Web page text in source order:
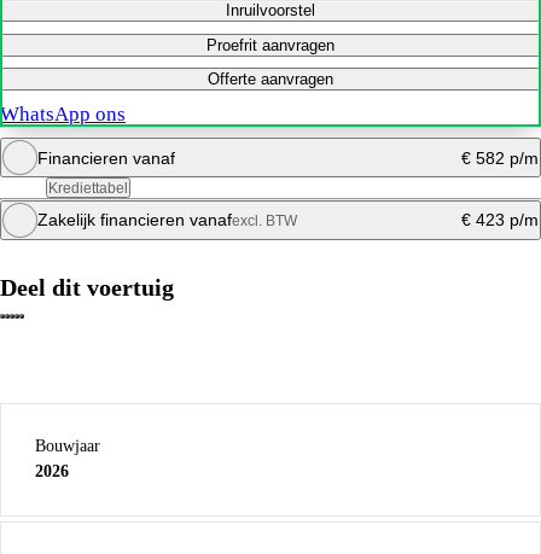
Inruilvoorstel
Proefrit aanvragen
Offerte aanvragen
WhatsApp ons
Financieren vanaf € 582 p/m
Krediettabel
Bereken mijn maandbedrag
Zakelijk financieren vanafexcl. BTW € 423 p/m
Deel dit voertuig
Bouwjaar
2026